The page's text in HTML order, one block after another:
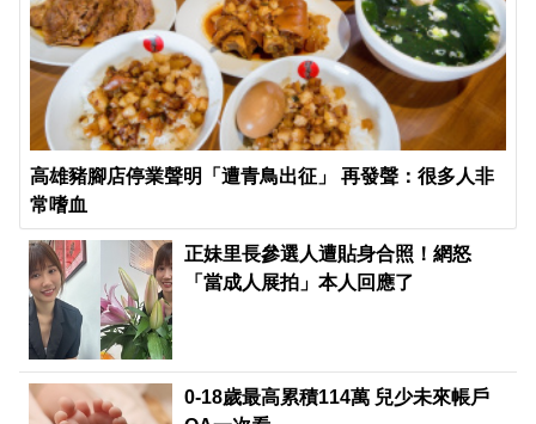
高雄豬腳店停業聲明「遭青鳥出征」 再發聲：很多人非
常嗜血
正妹里長參選人遭貼身合照！網怒
「當成人展拍」本人回應了
0-18歲最高累積114萬 兒少未來帳戶